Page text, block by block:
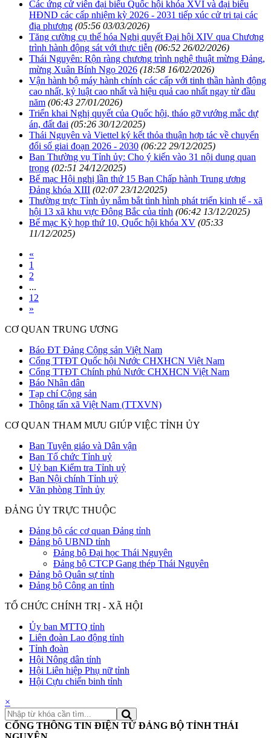
Các ứng cử viên đại biểu Quốc hội khóa XVI và đại biểu
HĐND các cấp nhiệm kỳ 2026 - 2031 tiếp xúc cử tri tại các
địa phương (05:56 03/03/2026)
Tăng cường cụ thể hóa Nghị quyết Đại hội XIV qua Chương
trình hành động sát với thực tiễn (06:52 26/02/2026)
Thái Nguyên: Rộn ràng chương trình nghệ thuật mừng Đảng,
mừng Xuân Bính Ngọ 2026 (18:58 16/02/2026)
Vận hành bộ máy hành chính các cấp với tinh thần hành động
cao nhất, kỷ luật cao nhất và hiệu quả cao nhất ngay từ đầu
năm (06:43 27/01/2026)
Triển khai Nghị quyết của Quốc hội, tháo gỡ vướng mắc dự
án, đất đai (05:26 30/12/2025)
Thái Nguyên và Viettel ký kết thỏa thuận hợp tác về chuyển
đổi số giai đoạn 2026 - 2030 (06:22 29/12/2025)
Ban Thường vụ Tỉnh ủy: Cho ý kiến vào 31 nội dung quan
trọng (02:51 24/12/2025)
Bế mạc Hội nghị lần thứ 15 Ban Chấp hành Trung ương
Đảng khóa XIII (02:07 23/12/2025)
Thường trực Tỉnh ủy nắm bắt tình hình phát triển kinh tế - xã
hội 13 xã khu vực Đông Bắc của tỉnh (06:42 13/12/2025)
Bế mạc Kỳ họp thứ 10, Quốc hội khóa XV (05:33
11/12/2025)
«
1
2
...
12
»
CƠ QUAN TRUNG ƯƠNG
Báo ĐT Đảng Cộng sản Việt Nam
Cổng TTĐT Quốc hội Nước CHXHCN Việt Nam
Cổng TTĐT Chính phủ Nước CHXHCN Việt Nam
Báo Nhân dân
Tạp chí Cộng sản
Thông tấn xã Việt Nam (TTXVN)
CƠ QUAN THAM MƯU GIÚP VIỆC TỈNH ỦY
Ban Tuyên giáo và Dân vận
Ban Tổ chức Tỉnh uỷ
Uỷ ban Kiểm tra Tỉnh uỷ
Ban Nội chính Tỉnh uỷ
Văn phòng Tỉnh ủy
ĐẢNG ỦY TRỰC THUỘC
Đảng bộ các cơ quan Đảng tỉnh
Đảng bộ UBND tỉnh
Đảng bộ Đại học Thái Nguyên
Đảng bộ CTCP Gang thép Thái Nguyên
Đảng bộ Quân sự tỉnh
Đảng bộ Công an tỉnh
TỔ CHỨC CHÍNH TRỊ - XÃ HỘI
Ủy ban MTTQ tỉnh
Liên đoàn Lao động tỉnh
Tỉnh đoàn
Hội Nông dân tỉnh
Hội Liên hiệp Phụ nữ tỉnh
Hội Cựu chiến binh tỉnh
×
CỔNG THÔNG TIN ĐIỆN TỬ ĐẢNG BỘ TỈNH THÁI